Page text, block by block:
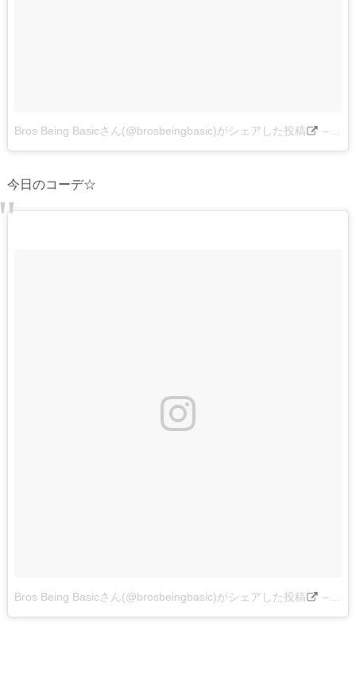
Bros Being Basicさん(@brosbeingbasic)がシェアした投稿 –
今日のコーデ☆
Bros Being Basicさん(@brosbeingbasic)がシェアした投稿 –